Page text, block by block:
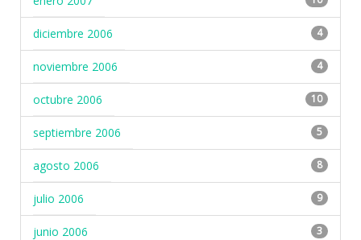
diciembre 2006 4
noviembre 2006 4
octubre 2006 10
septiembre 2006 5
agosto 2006 8
julio 2006 9
junio 2006 3